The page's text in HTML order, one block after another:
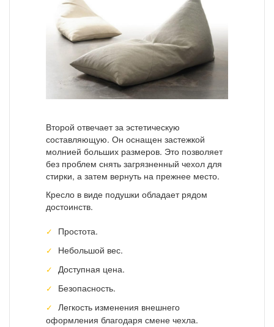
Второй отвечает за эстетическую
составляющую. Он оснащен застежкой
молнией больших размеров. Это позволяет
без проблем снять загрязненный чехол для
стирки, а затем вернуть на прежнее место.
Кресло в виде подушки обладает рядом
достоинств.
Простота.
Небольшой вес.
Доступная цена.
Безопасность.
Легкость изменения внешнего
оформления благодаря смене чехла.